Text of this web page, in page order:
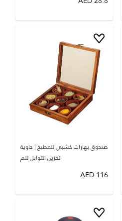
صندوق بهارات خشبي للمطبخ | حاوية
تخزين التوابل للم
116
AED